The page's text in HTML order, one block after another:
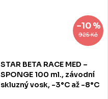
925 Kč
–10 %
STAR BETA RACE MED –
SPONGE 100 ml., závodní
skluzný vosk, -3°C až -8°C